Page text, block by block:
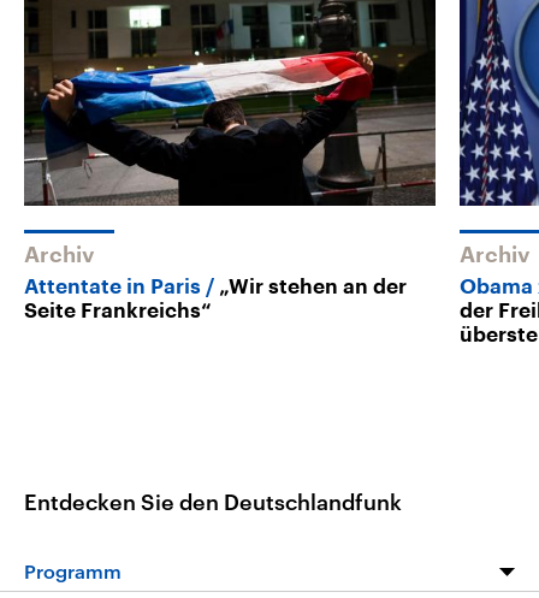
Archiv
Attentate in Paris
„Wir stehen an der
Seite Frankreichs“
Archiv
Obama
der
Entdecken Sie den Deutschlandfunk
Programm